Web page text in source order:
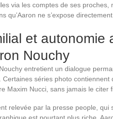
via les comptes de ses
qu’Aaron ne s’expose directement
et autonomie
Nouchy
entretient un dialogue
. Certaines séries photo
Maxim Nucci, sans jamais le citer
relevée par la presse people, qui